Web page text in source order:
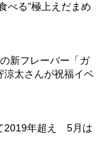
べる”極上えだまめ
新フレーバー「ガ
太さんが祝福イベ
2019年超え 5月は